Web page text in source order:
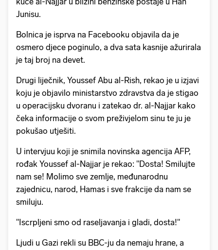
Junisu.
Bolnica je isprva na Facebooku objavila da je
osmero djece poginulo, a dva sata kasnije ažurirala
je taj broj na devet.
Drugi liječnik, Youssef Abu al-Rish, rekao je u izjavi
koju je objavilo ministarstvo zdravstva da je stigao
u operacijsku dvoranu i zatekao dr. al-Najjar kako
čeka informacije o svom preživjelom sinu te ju je
pokušao utješiti.
U intervjuu koji je snimila novinska agencija AFP,
rođak Youssef al-Najjar je rekao: "Dosta! Smilujte
nam se! Molimo sve zemlje, međunarodnu
zajednicu, narod, Hamas i sve frakcije da nam se
smiluju.
"Iscrpljeni smo od raseljavanja i gladi, dosta!"
Ljudi u Gazi rekli su BBC-ju da nemaju hrane, a